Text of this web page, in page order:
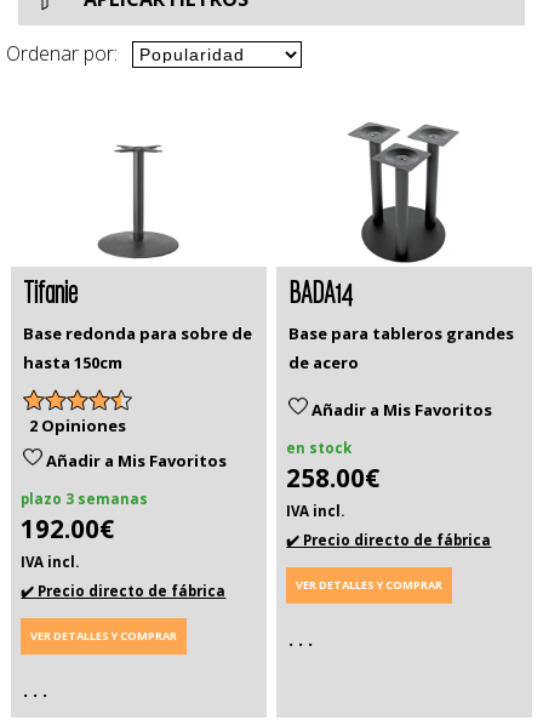
Ordenar por:
Tifanie
Base redonda para sobre de
hasta 150cm
2 Opiniones
Añadir a Mis Favoritos
plazo 3 semanas
192.00€
IVA incl.
✔️ Precio directo de fábrica
VER DETALLES Y COMPRAR
. . .
BADA14
Base para tableros grandes
de acero
Añadir a Mis Favoritos
en stock
258.00€
IVA incl.
✔️ Precio directo de fábrica
VER DETALLES Y COMPRAR
. . .